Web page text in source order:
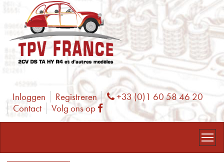
Inloggen Registreren Phone
+33 (0)1 60 58 46 20
Contact
Volg ons op Facebook